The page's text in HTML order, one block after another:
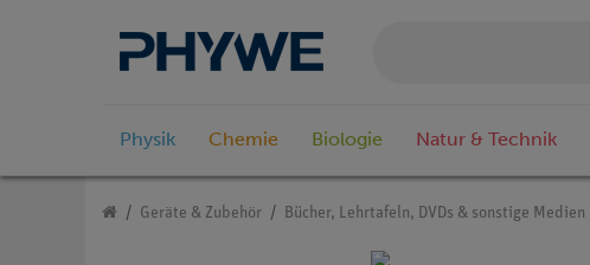
Physik Chemie Biologie Natur & Technik
Geräte & Zubehör Bücher, Lehrtafeln, DVDs & sonstige Medien